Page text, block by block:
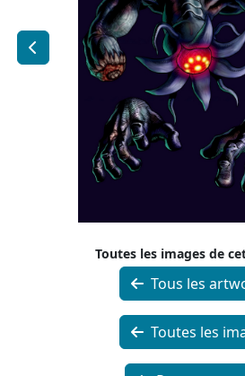
Toutes les images de
Tous les
Toutes les